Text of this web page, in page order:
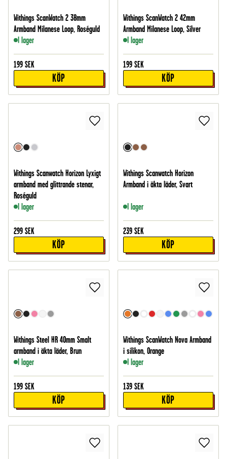
Withings ScanWatch 2 38mm
Armband Milanese Loop, Roséguld
I lager
199 SEK
KÖP
Withings ScanWatch 2 42mm
Armband Milanese Loop, Silver
I lager
199 SEK
KÖP
Withings Scanwatch Horizon Lyxigt
armband med glittrande stenar,
Roséguld
I lager
299 SEK
KÖP
Withings Scanwatch Horizon
Armband i äkta läder, Svart
I lager
239 SEK
KÖP
Withings Steel HR 40mm Smalt
armband i äkta läder, Brun
I lager
199 SEK
KÖP
Withings ScanWatch Nova Armband
i silikon, Orange
I lager
139 SEK
KÖP